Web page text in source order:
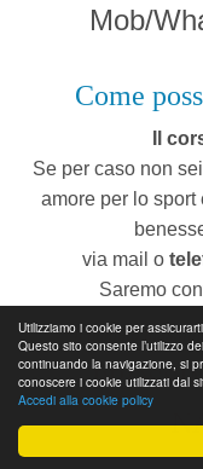
Utilizziamo i cookie per
Questo sito consente l’utilizzo
continuando la navigazione, si
conoscere i cookie utilizzati dal
Accedi alla cookie policy
Mob/
Come
Il
Se per caso non
amore per lo sport
via mail o
Saremo
* Il numero